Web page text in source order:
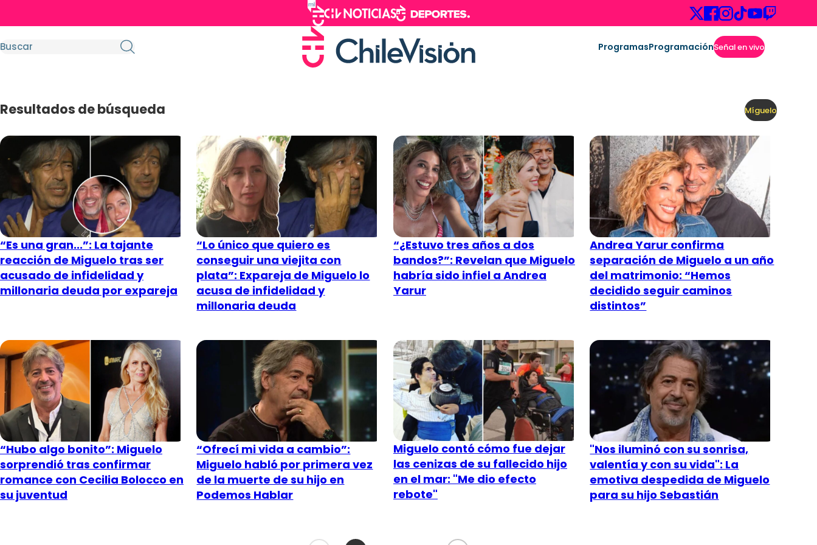
ProgramasProgramaciónSeñal en vivo
Resultados de búsqueda Míguelo
“Es una gran...”: La tajante
reacción de Miguelo tras ser
acusado de infidelidad y
millonaria deuda por expareja
“Lo único que quiero es
conseguir una viejita con
plata”: Expareja de Miguelo lo
acusa de infidelidad y
millonaria deuda
“¿Estuvo tres años a dos
bandos?”: Revelan que Miguelo
habría sido infiel a Andrea
Yarur
Andrea Yarur confirma
separación de Miguelo a un año
del matrimonio: “Hemos
decidido seguir caminos
distintos”
“Hubo algo bonito”: Miguelo
sorprendió tras confirmar
romance con Cecilia Bolocco en
su juventud
“Ofrecí mi vida a cambio”:
Miguelo habló por primera vez
de la muerte de su hijo en
Podemos Hablar
Miguelo contó cómo fue dejar
las cenizas de su fallecido hijo
en el mar: "Me dio efecto
rebote"
"Nos iluminó con su sonrisa,
valentía y con su vida": La
emotiva despedida de Miguelo
para su hijo Sebastián